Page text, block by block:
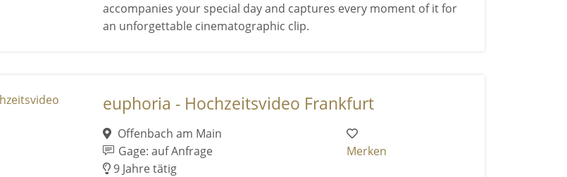
accompanies your special day and captures every moment of it for
an unforgettable cinematographic clip.
euphoria - Hochzeitsvideo Frankfurt
Offenbach am Main
Gage: auf Anfrage
9 Jahre tätig
Merken